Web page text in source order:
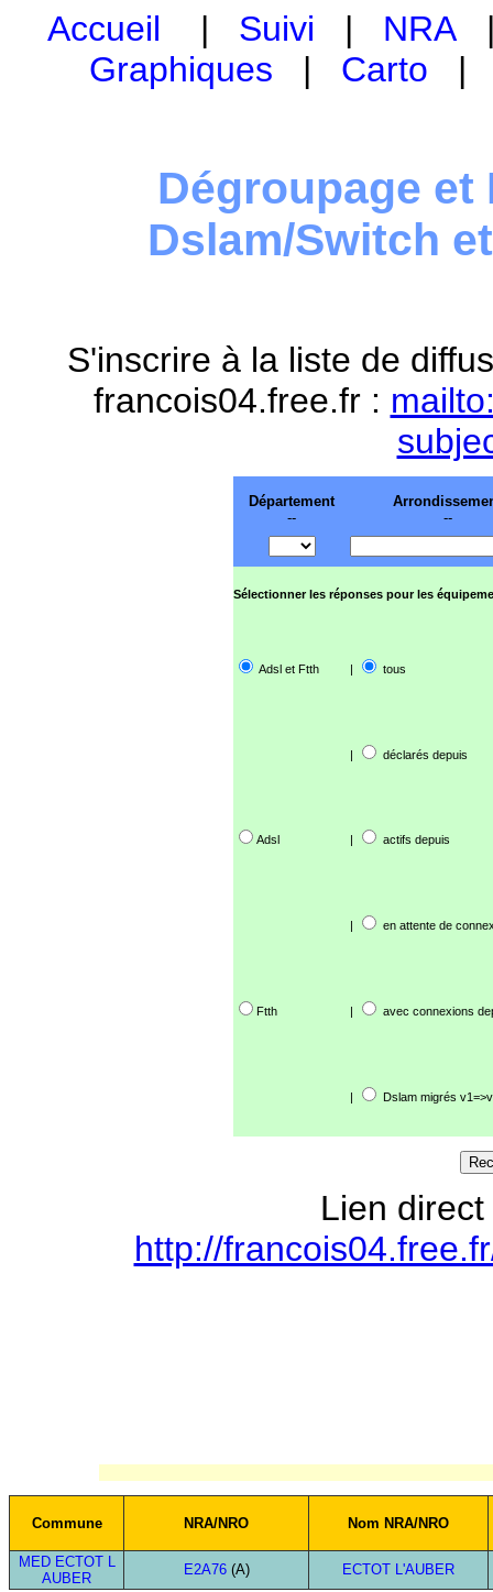
Accueil | Suivi | NRA
Graphiques | Carto
Dégroupage et
Dslam/Switch
S'inscrire à la liste de
francois04.free.fr :
Département
--
--
Sélectionner les réponses pour les
Adsl et Ftth | tous
| déclarés depuis
Adsl | actifs depuis
| en attente de
Ftth | avec connexions
| Dslam migrés
Lien
http://
Commune NRA/NRO Nom NRA/NRO
MED ECTOT L
AUBER
E2A76(A) ECTOT L'AUBER